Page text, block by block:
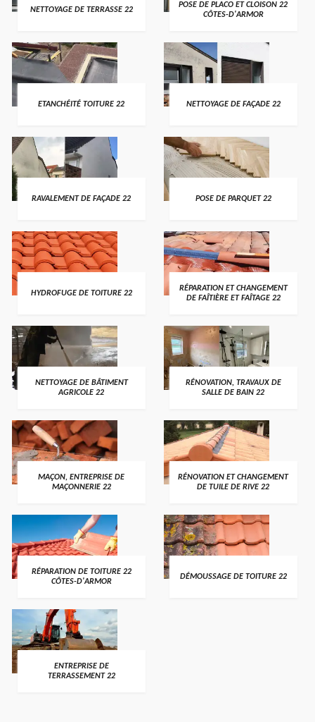
NETTOYAGE DE TERRASSE 22
POSE DE PLACO ET CLOISON 22
CÔTES-D'ARMOR
ETANCHÉITÉ TOITURE 22 NETTOYAGE DE FAÇADE 22
RAVALEMENT DE FAÇADE 22 POSE DE PARQUET 22
HYDROFUGE DE TOITURE 22
RÉPARATION ET CHANGEMENT
DE FAÎTIÈRE ET FAÎTAGE 22
NETTOYAGE DE BÂTIMENT
AGRICOLE 22
RÉNOVATION, TRAVAUX DE
SALLE DE BAIN 22
MAÇON, ENTREPRISE DE
MAÇONNERIE 22
RÉNOVATION ET CHANGEMENT
DE TUILE DE RIVE 22
RÉPARATION DE TOITURE 22
CÔTES-D'ARMOR
DÉMOUSSAGE DE TOITURE 22
ENTREPRISE DE
TERRASSEMENT 22